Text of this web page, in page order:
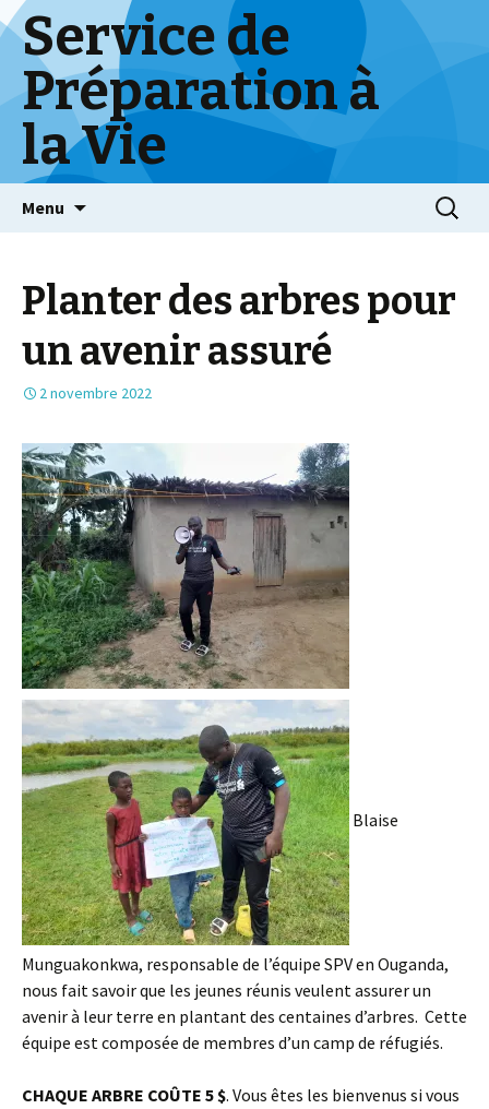
Service de
Préparation à
la Vie
Menu
Planter des arbres pour
un avenir assuré
2 novembre 2022
Blaise
Munguakonkwa, responsable de l’équipe SPV en Ouganda,
nous fait savoir que les jeunes réunis veulent assurer un
avenir à leur terre en plantant des centaines d’arbres. Cette
équipe est composée de membres d’un camp de réfugiés.
CHAQUE ARBRE COÛTE 5 $. Vous êtes les bienvenus si vous